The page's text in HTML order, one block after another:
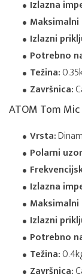
Izlazna
Maksimalni
Izlazni
Potrebno
Težina:
Završnica:
ATOM Tom Mic
Vrsta:
Polarni
Izlazna
Maksimalni
Izlazni
Potrebno
Težina:
Završnica: